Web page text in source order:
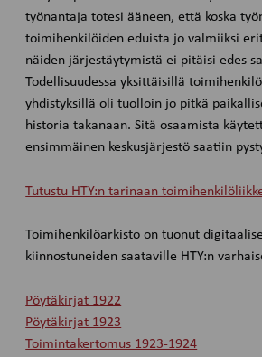
työnantaja totesi ääneen, että koska
toimihenkilöiden eduista jo valmiiksi
näiden järjestäytymistä ei pitäisi edes
Todellisuudessa yksittäisillä
yhdistyksillä oli tuolloin jo pitkä
historia takanaan. Sitä osaamista
ensimmäinen keskusjärjestö saatiin
Tutustu HTY:n tarinaan
Toimihenkilöarkisto on tuonut
kiinnostuneiden saataville HTY:n
Pöytäkirjat 1922
Pöytäkirjat 1923
Toimintakertomus 1923-1924